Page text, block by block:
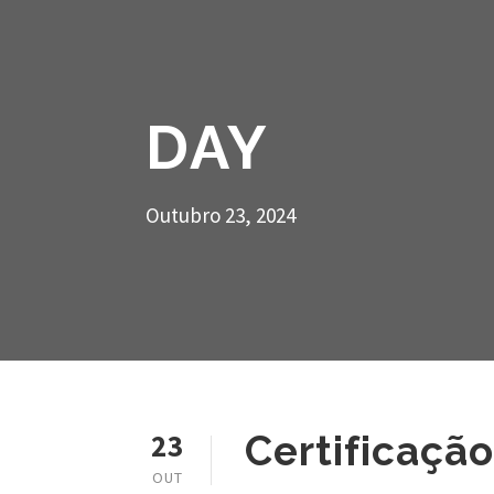
DAY
Outubro 23, 2024
23
OUT
Certificação